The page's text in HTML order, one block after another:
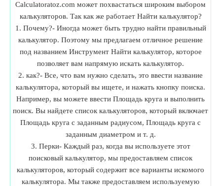
Calculatoratoz.com может похвастаться широким выбором
калькуляторов. Так как же работает Найти калькулятор?
1. Почему?- Иногда может быть трудно найти правильный
калькулятор. Поэтому мы предлагаем отличное решение
под названием Инструмент Найти калькулятор, которое
позволяет вам напрямую искать калькулятор.
2. как?- Все, что вам нужно сделать, это ввести название
калькулятора, который вы ищете, и нажать кнопку поиска.
Например, вы можете ввести Площадь круга и выполнить
поиск. Вы найдете список калькуляторов, который включает
Площадь круга с заданным радиусом, Площадь круга с
заданным диаметром и т. д.
3. Перки- Каждый раз, когда вы используете этот
поисковый калькулятор, мы предоставляем список
калькуляторов, который содержит все варианты искомого
калькулятора. Мы также предоставляем используемую